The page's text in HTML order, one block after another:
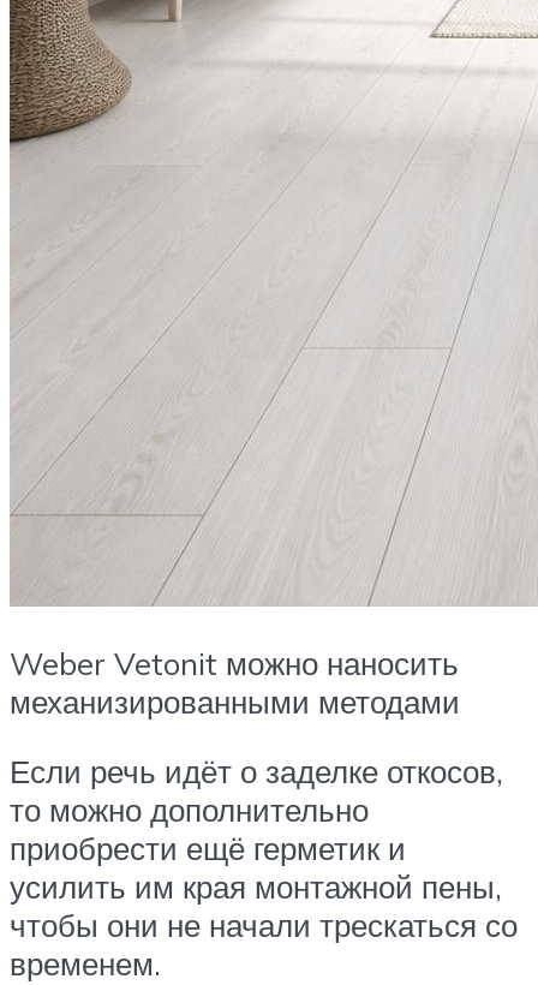
Weber Vetonit можно наносить
механизированными методами
Если речь идёт о заделке откосов,
то можно дополнительно
приобрести ещё герметик и
усилить им края монтажной пены,
чтобы они не начали трескаться со
временем.